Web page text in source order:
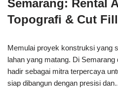
Semarang: Rental
Topografi & Cut Fill
Memulai proyek konstruksi yang
lahan yang matang. Di
hadir sebagai mitra terpercaya
siap dibangun dengan presisi